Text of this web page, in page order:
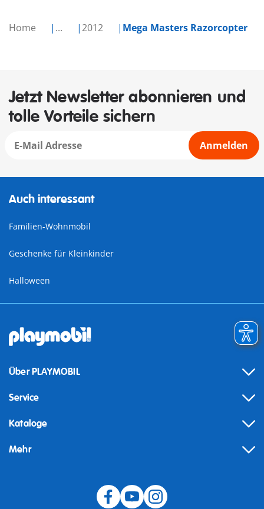
Home ... 2012 Mega Masters Razorcopter
Jetzt Newsletter abonnieren und
tolle Vorteile sichern
Anmelden
Auch interessant
Familien-Wohnmobil
Geschenke für Kleinkinder
Halloween
Über PLAYMOBIL
Service
Kataloge
Mehr